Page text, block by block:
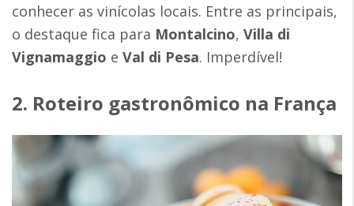
conhecer as vinícolas locais. Entre as principais,
o destaque fica para Montalcino, Villa di
Vignamaggio e Val di Pesa. Imperdível!
2. Roteiro gastronômico na França